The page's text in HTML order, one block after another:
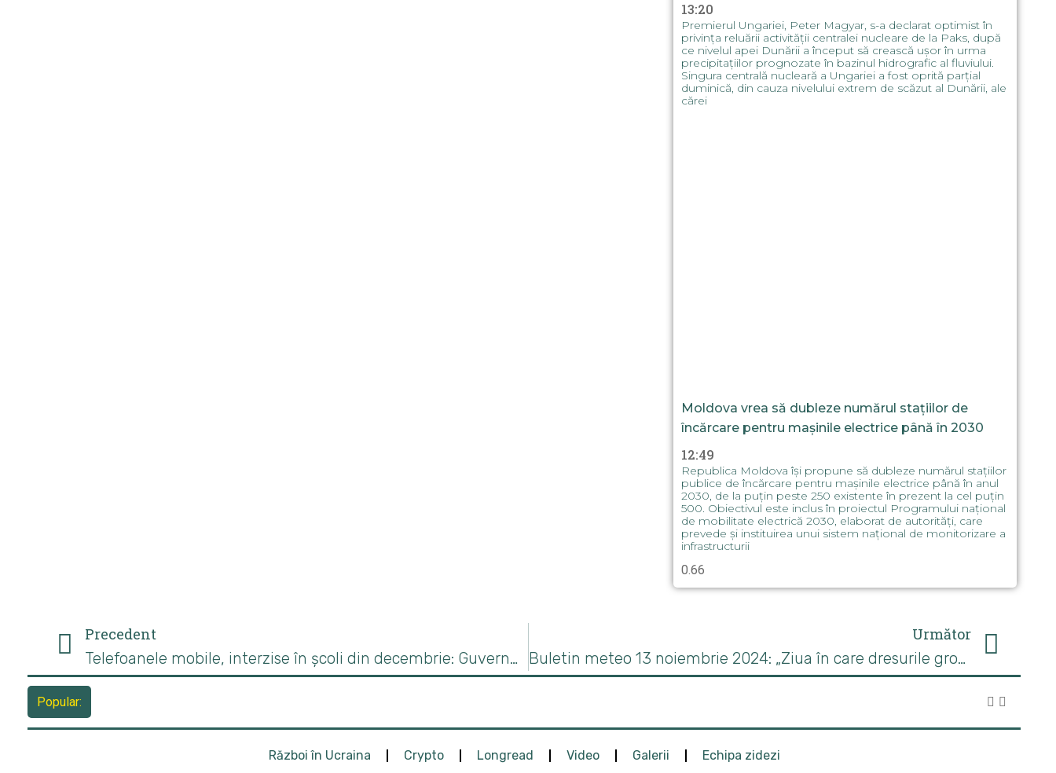
13:20
Premierul Ungariei, Peter Magyar, s-a declarat optimist în
privința reluării activității centralei nucleare de la Paks, după
ce nivelul apei Dunării a început să crească ușor în urma
precipitațiilor prognozate în bazinul hidrografic al fluviului.
Singura centrală nucleară a Ungariei a fost oprită parțial
duminică, din cauza nivelului extrem de scăzut al Dunării, ale
cărei
Moldova vrea să dubleze numărul stațiilor de
încărcare pentru mașinile electrice până în 2030
12:49
Republica Moldova își propune să dubleze numărul stațiilor
publice de încărcare pentru mașinile electrice până în anul
2030, de la puțin peste 250 existente în prezent la cel puțin
500. Obiectivul este inclus în proiectul Programului național
de mobilitate electrică 2030, elaborat de autorități, care
prevede și instituirea unui sistem național de monitorizare a
infrastructurii
Precedent
Telefoanele mobile, interzise în școli din decembrie: Guvernul pregătește aprobarea noilor reglementări
Următor
Buletin meteo 13 noiembrie 2024: „Ziua în care dresurile groase au devenit obligatorii”
Popular:
Război în Ucraina Crypto Longread Video Galerii Echipa zidezi